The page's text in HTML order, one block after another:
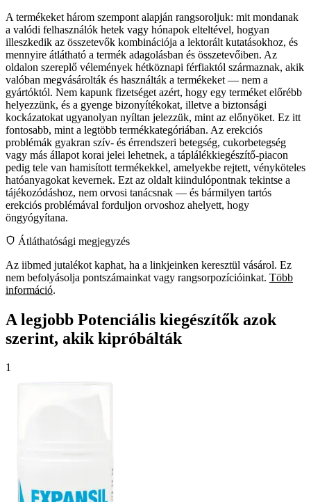
A termékeket három szempont alapján rangsoroljuk: mit mondanak
a valódi felhasználók hetek vagy hónapok elteltével, hogyan
illeszkedik az összetevők kombinációja a lektorált kutatásokhoz, és
mennyire átlátható a termék adagolásban és összetevőiben. Az
oldalon szereplő vélemények hétköznapi férfiaktól származnak, akik
valóban megvásárolták és használták a termékeket — nem a
gyártóktól. Nem kapunk fizetséget azért, hogy egy terméket előrébb
helyezzünk, és a gyenge bizonyítékokat, illetve a biztonsági
kockázatokat ugyanolyan nyíltan jelezzük, mint az előnyöket. Ez itt
fontosabb, mint a legtöbb termékkategóriában. Az erekciós
problémák gyakran szív- és érrendszeri betegség, cukorbetegség
vagy más állapot korai jelei lehetnek, a táplálékkiegészítő-piacon
pedig tele van hamisított termékekkel, amelyekbe rejtett, vényköteles
hatóanyagokat kevernek. Ezt az oldalt kiindulópontnak tekintse a
tájékozódáshoz, nem orvosi tanácsnak — és bármilyen tartós
erekciós problémával forduljon orvoshoz ahelyett, hogy
öngyógyítana.
Átláthatósági megjegyzés
Az iibmed jutalékot kaphat, ha a linkjeinken keresztül vásárol. Ez
nem befolyásolja pontszámainkat vagy rangsorpozícióinkat. Több
információ.
A legjobb Potenciális kiegészítők azok
szerint, akik kipróbálták
1